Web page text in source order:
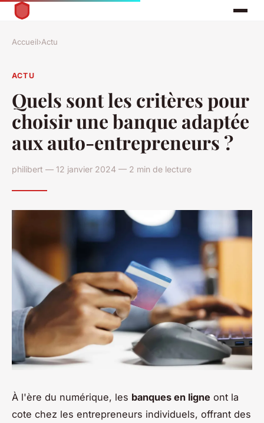
Accueil›Actu
ACTU
Quels sont les critères pour
choisir une banque adaptée
aux auto-entrepreneurs ?
philibert — 12 janvier 2024 — 2 min de lecture
À l'ère du numérique, les banques en ligne ont la
cote chez les entrepreneurs individuels, offrant des